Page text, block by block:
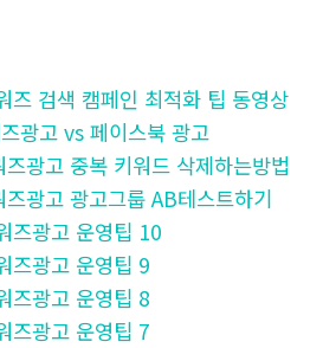
검색 캠페인 최적화 팁 동영상
광고 vs 페이스북 광고
광고 중복 키워드 삭제하는방법
광고 광고그룹 AB테스트하기
즈광고 운영팁 10
광고 운영팁 9
광고 운영팁 8
광고 운영팁 7